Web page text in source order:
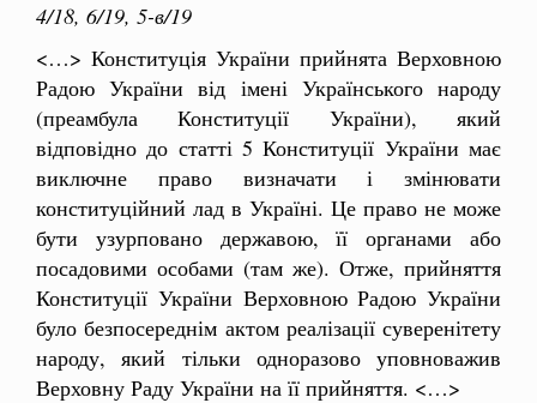
4/18, 6/19, 5-в/19
<…> Конституція України прийнята Верховною
Радою України від імені Українського народу
(преамбула Конституції України), який
відповідно до статті 5 Конституції України має
виключне право визначати і змінювати
конституційний лад в Україні. Це право не може
бути узурповано державою, її органами або
посадовими особами (там же). Отже, прийняття
Конституції України Верховною Радою України
було безпосереднім актом реалізації суверенітету
народу, який тільки одноразово уповноважив
Верховну Раду України на її прийняття. <…>